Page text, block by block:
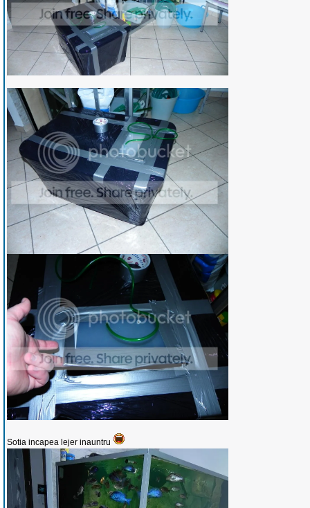
Sotia incapea lejer inauntru